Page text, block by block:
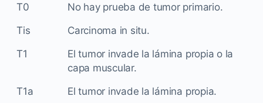
T0
No hay prueba de tumor primario.
Tis
Carcinoma in situ.
T1
El tumor invade la lámina propia o la
capa muscular.
T1a
El tumor invade la lámina propia.